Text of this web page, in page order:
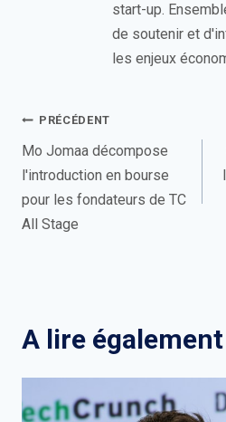
start-up.
de soutenir et
les enjeux
Navigation
de
l’article
PRÉCÉDENT
Mo Jomaa décompose
l'introduction en bourse
pour les fondateurs de TC
All Stage
A lire également